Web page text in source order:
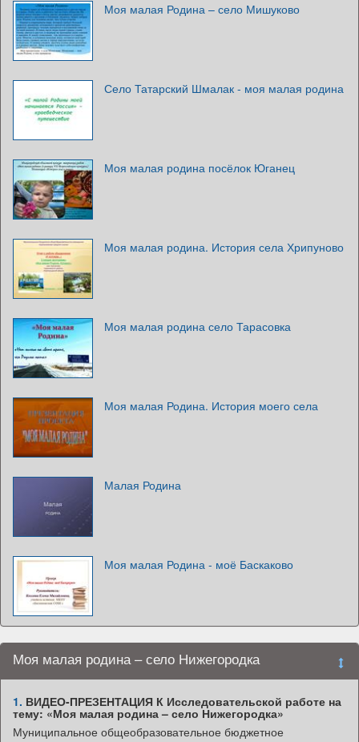
Моя малая Родина – село Мишуково
Село Татарский Шмалак - моя малая родина
Моя малая родина посёлок Юганец
Моя малая родина. История села Хрипуново
Моя малая родина село Тарасовка
Моя малая Родина. История моего села
Малая Родина
Моя малая Родина - моё Баскаково
Моя малая родина – село Нижегородка
1. ВИДЕО-ПРЕЗЕНТАЦИЯ К Исследовательской работе на
тему: «Моя малая родина – село Нижегородка»
Муниципальное общеобразовательное бюджетное